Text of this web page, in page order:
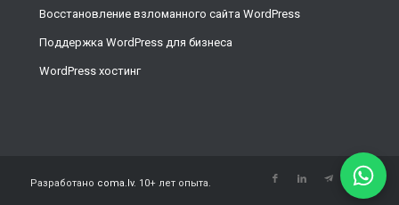
Восстановление взломанного сайта WordPress
Поддержка WordPress для бизнеса
WordPress хостинг
Разработано coma.lv. 10+ лет опыта.